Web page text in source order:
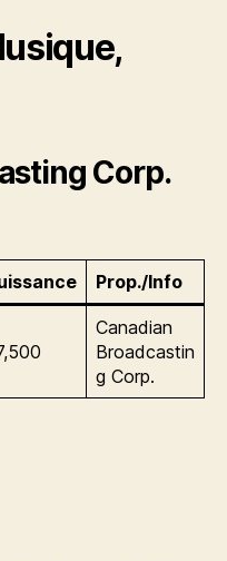
Corp.
Prop./Info
Canadian
Broadcastin
g Corp.